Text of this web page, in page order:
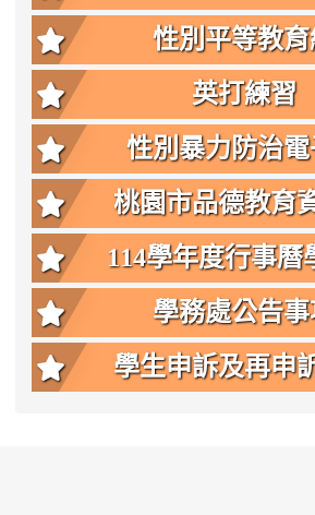
性別平等教育
英打練習
性別暴力防治
桃園市品德教育
114學年度行事曆
學務處公告事
學生申訴及再申